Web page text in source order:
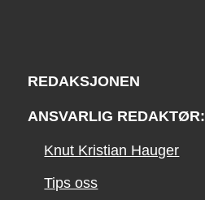
REDAKSJONEN
ANSVARLIG REDAKTØR:
Knut Kristian Hauger
Tips oss